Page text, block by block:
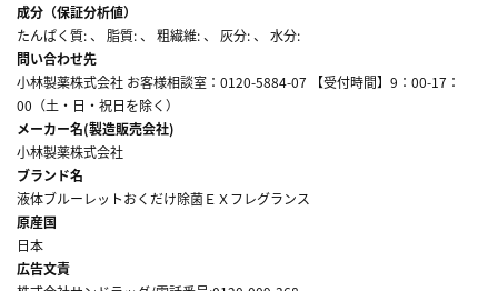
成分（保証分析値）
たんぱく質: 、 脂質: 、 粗繊維: 、 灰分: 、 水分:
問い合わせ先
小林製薬株式会社 お客様相談室：0120-5884-07 【受付時間】9：00-17：
00（土・日・祝日を除く）
メーカー名(製造販売会社)
小林製薬株式会社
ブランド名
液体ブルーレットおくだけ除菌ＥＸフレグランス
原産国
日本
広告文責